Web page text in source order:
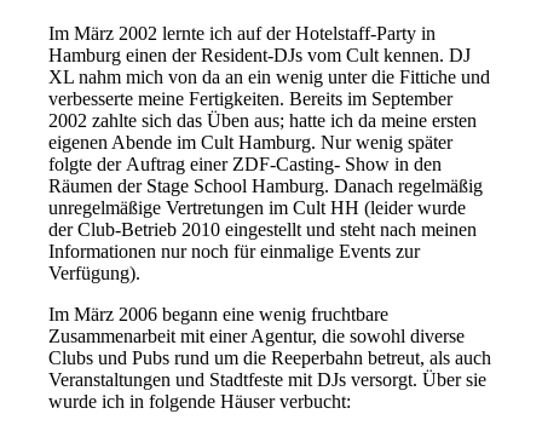
Im März 2002 lernte ich auf der Hotelstaff-Party in
Hamburg einen der Resident-DJs vom Cult kennen. DJ
XL nahm mich von da an ein wenig unter die Fittiche und
verbesserte meine Fertigkeiten. Bereits im September
2002 zahlte sich das Üben aus; hatte ich da meine ersten
eigenen Abende im Cult Hamburg. Nur wenig später
folgte der Auftrag einer ZDF-Casting- Show in den
Räumen der Stage School Hamburg. Danach regelmäßig
unregelmäßige Vertretungen im Cult HH (leider wurde
der Club-Betrieb 2010 eingestellt und steht nach meinen
Informationen nur noch für einmalige Events zur
Verfügung).
Im März 2006 begann eine wenig fruchtbare
Zusammenarbeit mit einer Agentur, die sowohl diverse
Clubs und Pubs rund um die Reeperbahn betreut, als auch
Veranstaltungen und Stadtfeste mit DJs versorgt. Über sie
wurde ich in folgende Häuser verbucht: